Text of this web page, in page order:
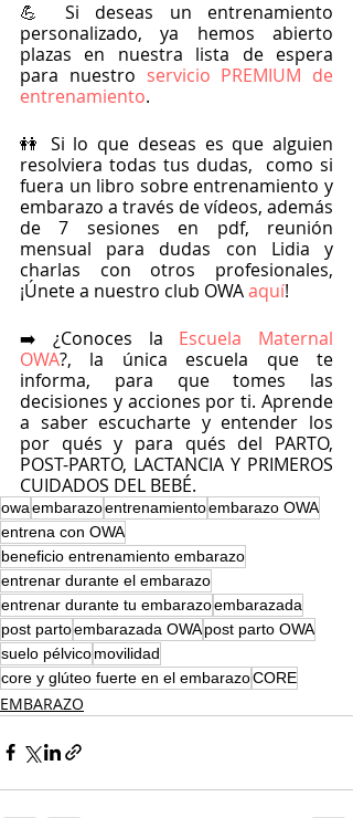
💪 Si deseas un entrenamiento
personalizado, ya hemos abierto
plazas en nuestra lista de espera
para nuestro servicio PREMIUM de
entrenamiento.
👭 Si lo que deseas es que alguien
resolviera todas tus dudas,  como si
fuera un libro sobre entrenamiento y
embarazo a través de vídeos, además
de 7 sesiones en pdf, reunión
mensual para dudas con Lidia y
charlas con otros profesionales,
¡Únete a nuestro club OWA aquí!
➡️ ¿Conoces la Escuela Maternal
OWA?, la única escuela que te
informa, para que tomes las
decisiones y acciones por ti. Aprende
a saber escucharte y entender los
por qués y para qués del PARTO,
POST-PARTO, LACTANCIA Y PRIMEROS
CUIDADOS DEL BEBÉ.
owaembarazoentrenamientoembarazo OWA
entrena con OWA
beneficio entrenamiento embarazo
entrenar durante el embarazo
entrenar durante tu embarazoembarazada
post partoembarazada OWApost parto OWA
suelo pélvicomovilidad
core y glúteo fuerte en el embarazoCORE
EMBARAZO